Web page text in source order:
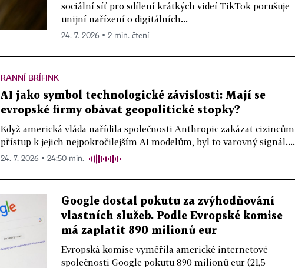
sociální síť pro sdílení krátkých videí TikTok porušuje
unijní nařízení o digitálních...
24. 7. 2026 ▪ 2 min. čtení
RANNÍ BRÍFINK
AI jako symbol technologické závislosti: Mají se
evropské firmy obávat geopolitické stopky?
Když americká vláda nařídila společnosti Anthropic zakázat cizincům
přístup k jejich nejpokročilejším AI modelům, byl to varovný signál....
24. 7. 2026 ▪ 24:50 min.
Google dostal pokutu za zvýhodňování
vlastních služeb. Podle Evropské komise
má zaplatit 890 milionů eur
Evropská komise vyměřila americké internetové
společnosti Google pokutu 890 milionů eur (21,5